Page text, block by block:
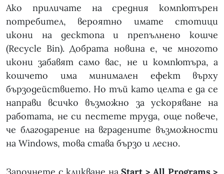
Ако приличате на средния компютърен
потребител, вероятно имате стотици
икони на десктопа и препълнено кошче
(Recycle Bin). Добрата новина е, че многото
икони забавят само вас, не и компютъра, а
кошчето има минимален ефект върху
бързодействието. Но тъй като целта е да се
направи всичко възможно за ускоряване на
работата, не си пестете труда, още повече,
че благодарение на вградените възможности
на Windows, това става бързо и лесно.